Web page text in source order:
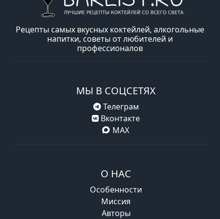
Рецепты самых вкусных коктейлей, алкогольные
напитки, советы от любителей и
профессионалов
МЫ В СОЦСЕТЯХ
Телеграм
Вконтакте
MAX
О НАС
Особенности
Миссия
Авторы